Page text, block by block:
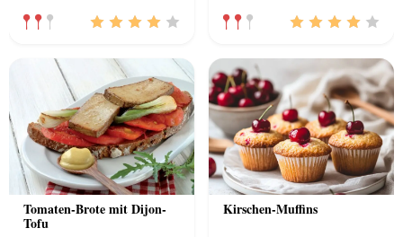
Tomaten-Brote mit Dijon-
Tofu
Kirschen-Muffins